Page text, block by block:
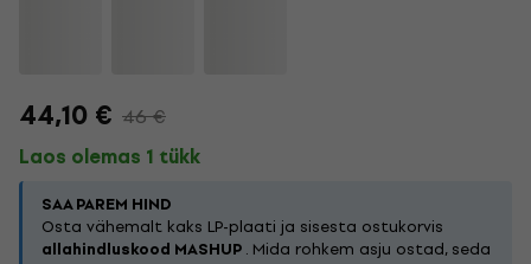
44,10 € 46 €
Laos olemas 1 tükk
SAA PAREM HIND
Osta vähemalt kaks LP-plaati ja sisesta ostukorvis
allahindluskood MASHUP. Mida rohkem asju ostad, seda